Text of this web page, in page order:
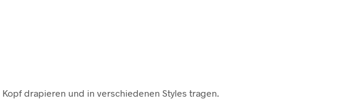
drapieren und in verschiedenen Styles tragen.